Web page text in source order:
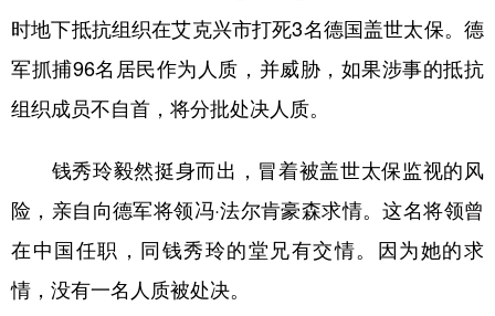
辽宁 吉林 上海 江苏
浙江 安徽 福建 江西
山东 河南 湖北
广东 广西 海南 重庆
四川 贵州 云南 西藏
陕西 甘肃 青海 宁夏
时地下抵抗组织在艾克兴市打死3名德国盖世太保。德
军抓捕96名居民作为人质，并威胁，如果涉事的抵抗
组织成员不自首，将分批处决人质。
钱秀玲毅然挺身而出，冒着被盖世太保监视的风
险，亲自向德军将领冯·法尔肯豪森求情。这名将领曾
在中国任职，同钱秀玲的堂兄有交情。因为她的求
情，没有一名人质被处决。